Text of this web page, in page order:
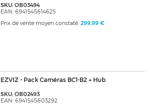
SKU: OB03494
EAN: 6941545614625
Prix de vente moyen constaté: 299,99 €
EZVIZ - Pack Caméras BC1-B2 + Hub
SKU: OB02493
EAN: 6941545603292